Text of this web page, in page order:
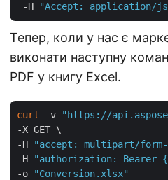
-H
"Accept: application/
Тепер, коли у нас є
виконати наступну
PDF у книгу Excel.
curl -v
"https://
-X GET \
-H
"accept: multipart/form-
-H
"authorization: Bearer
-o
"Conversion.xlsx"